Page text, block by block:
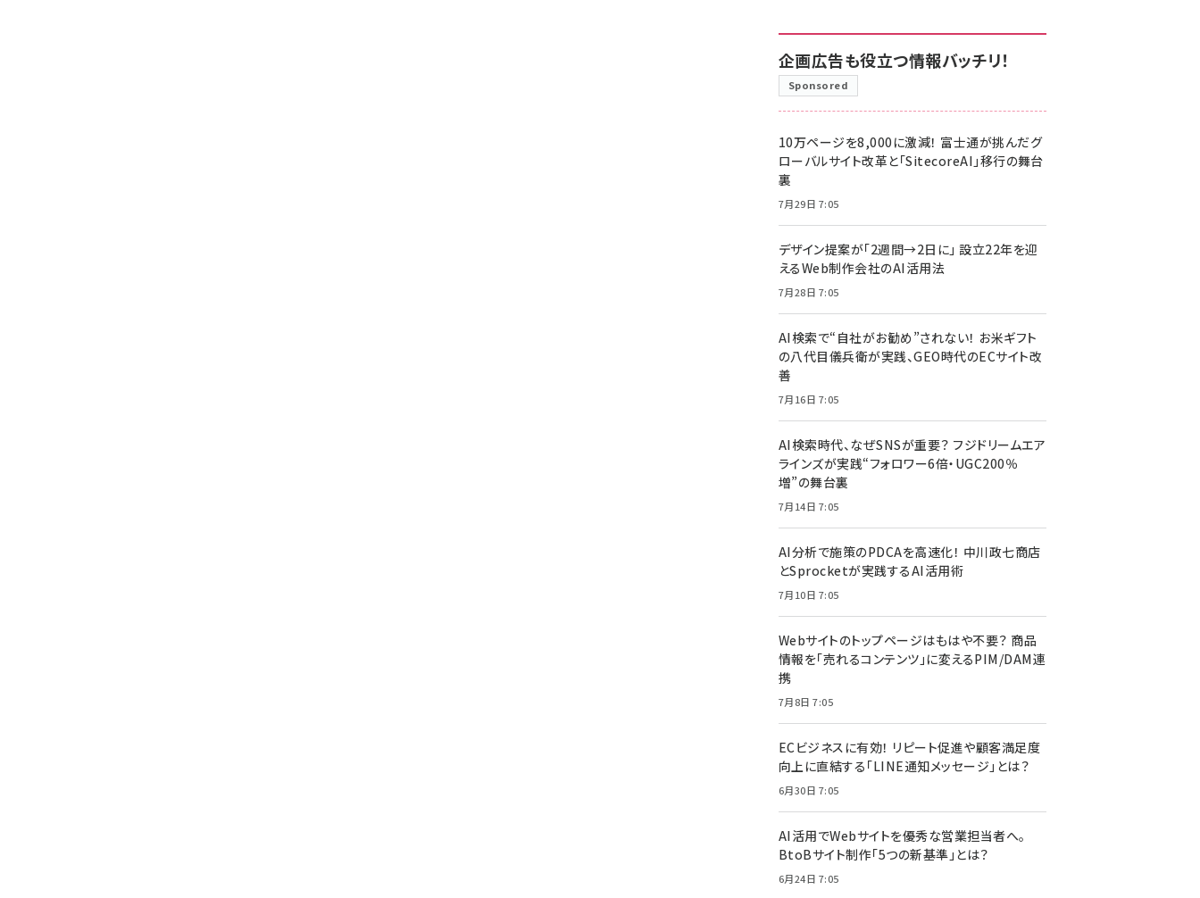
企画広告も役立つ情報バッチリ！
Sponsored
10万ページを8,000に激減！ 富士通が挑んだグ
ローバルサイト改革と「SitecoreAI」移行の舞台
裏
7月29日 7:05
デザイン提案が「2週間→2日に」 設立22年を迎
えるWeb制作会社のAI活用法
7月28日 7:05
AI検索で“自社がお勧め”されない！ お米ギフト
の八代目儀兵衛が実践、GEO時代のECサイト改
善
7月16日 7:05
AI検索時代、なぜSNSが重要？ フジドリームエア
ラインズが実践“フォロワー6倍・UGC200％
増”の舞台裏
7月14日 7:05
AI分析で施策のPDCAを高速化！ 中川政七商店
とSprocketが実践するAI活用術
7月10日 7:05
Webサイトのトップページはもはや不要？ 商品
情報を「売れるコンテンツ」に変えるPIM/DAM連
携
7月8日 7:05
ECビジネスに有効！ リピート促進や顧客満足度
向上に直結する「LINE通知メッセージ」とは？
6月30日 7:05
AI活用でWebサイトを優秀な営業担当者へ。
BtoBサイト制作「5つの新基準」とは？
6月24日 7:05